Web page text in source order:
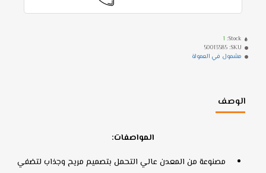
Stock:
1
SKU:
50013585
مشمول في العمولة
الوصف
المواصفات:
مصنوعة من المعدن عالي التحمل بتصميم مريح وجذاب لتضفي